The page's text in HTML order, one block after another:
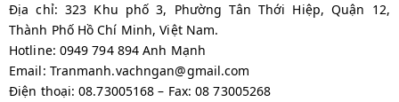
Địa chỉ: 323 Khu phố 3, Phường Tân Thới Hiệp, Quận 12,
Thành Phố Hồ Chí Minh, Việt Nam.
Hotline: 0949 794 894 Anh Mạnh
Email: Tranmanh.vachngan@gmail.com
Điện thoại: 08.73005168 – Fax: 08 73005268